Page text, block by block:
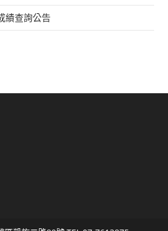
績查詢公告